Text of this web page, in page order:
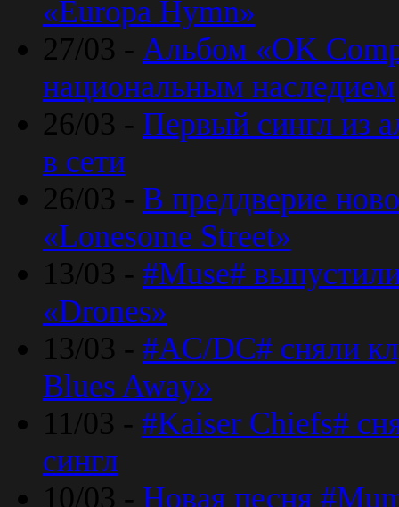
«Europa Hymn»
27/03 - Альбом «OK
национальным наследием
26/03 - Первый сингл из
в сети
26/03 - В преддверие
«Lonesome Street»
13/03 - #Muse#
«Drones»
13/03 - #AC/DC# сняли
Blues Away»
11/03 - #Kaiser Chiefs#
сингл
10/03 - Новая песня